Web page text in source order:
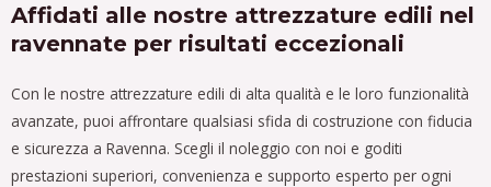
Affidati alle nostre attrezzature edili nel
ravennate per risultati eccezionali
Con le nostre attrezzature edili di alta qualità e le loro funzionalità
avanzate, puoi affrontare qualsiasi sfida di costruzione con fiducia
e sicurezza a Ravenna. Scegli il noleggio con noi e goditi
prestazioni superiori, convenienza e supporto esperto per ogni